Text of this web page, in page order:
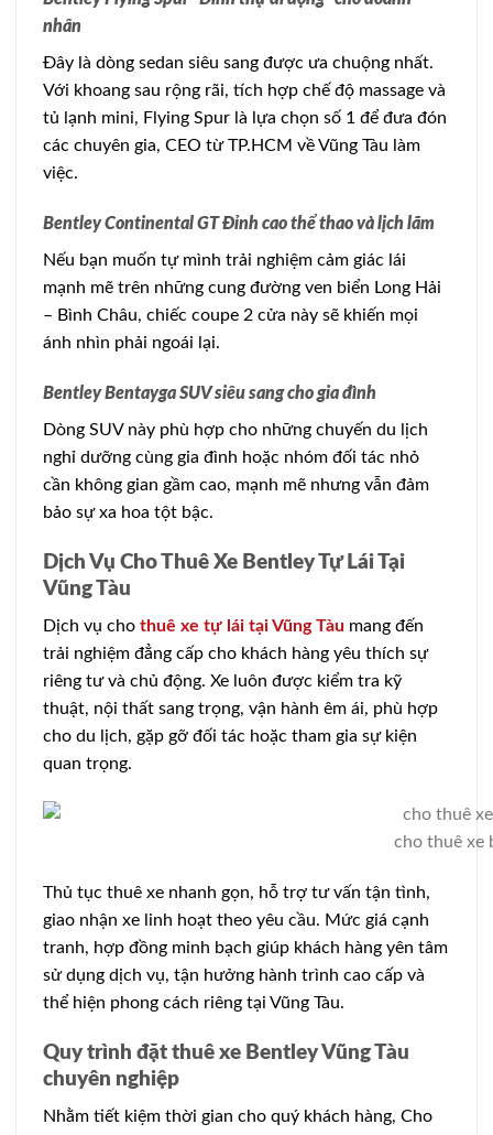
nhân
Đây là dòng sedan siêu sang được ưa chuộng nhất.
Với khoang sau rộng rãi, tích hợp chế độ massage và
tủ lạnh mini, Flying Spur là lựa chọn số 1 để đưa đón
các chuyên gia, CEO từ TP.HCM về Vũng Tàu làm
việc.
Bentley Continental GT Đỉnh cao thể thao và lịch lãm
Nếu bạn muốn tự mình trải nghiệm cảm giác lái
mạnh mẽ trên những cung đường ven biển Long Hải
– Bình Châu, chiếc coupe 2 cửa này sẽ khiến mọi
ánh nhìn phải ngoái lại.
Bentley Bentayga SUV siêu sang cho gia đình
Dòng SUV này phù hợp cho những chuyến du lịch
nghỉ dưỡng cùng gia đình hoặc nhóm đối tác nhỏ
cần không gian gầm cao, mạnh mẽ nhưng vẫn đảm
bảo sự xa hoa tột bậc.
Dịch Vụ Cho Thuê Xe Bentley Tự Lái Tại
Vũng Tàu
Dịch vụ cho thuê xe tự lái tại Vũng Tàu mang đến
trải nghiệm đẳng cấp cho khách hàng yêu thích sự
riêng tư và chủ động. Xe luôn được kiểm tra kỹ
thuật, nội thất sang trọng, vận hành êm ái, phù hợp
cho du lịch, gặp gỡ đối tác hoặc tham gia sự kiện
quan trọng.
cho thuê xe
Thủ tục thuê xe nhanh gọn, hỗ trợ tư vấn tận tình,
giao nhận xe linh hoạt theo yêu cầu. Mức giá cạnh
tranh, hợp đồng minh bạch giúp khách hàng yên tâm
sử dụng dịch vụ, tận hưởng hành trình cao cấp và
thể hiện phong cách riêng tại Vũng Tàu.
Quy trình đặt thuê xe Bentley Vũng Tàu
chuyên nghiệp
Nhằm tiết kiệm thời gian cho quý khách hàng, Cho